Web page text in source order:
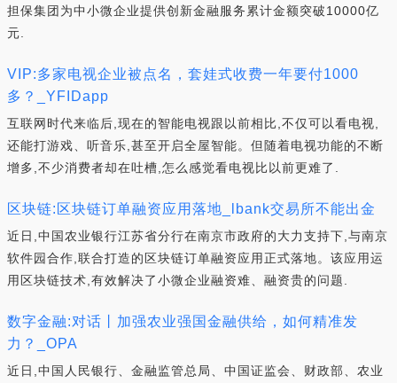
担保集团为中小微企业提供创新金融服务累计金额突破10000亿
元.
VIP:多家电视企业被点名，套娃式收费一年要付1000
多？_YFIDapp
互联网时代来临后,现在的智能电视跟以前相比,不仅可以看电视,
还能打游戏、听音乐,甚至开启全屋智能。但随着电视功能的不断
增多,不少消费者却在吐槽,怎么感觉看电视比以前更难了.
区块链:区块链订单融资应用落地_lbank交易所不能出金
近日,中国农业银行江苏省分行在南京市政府的大力支持下,与南京
软件园合作,联合打造的区块链订单融资应用正式落地。该应用运
用区块链技术,有效解决了小微企业融资难、融资贵的问题.
数字金融:对话丨加强农业强国金融供给，如何精准发
力？_OPA
近日,中国人民银行、金融监管总局、中国证监会、财政部、农业